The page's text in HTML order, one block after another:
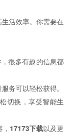
活效率。你需要在
很多有趣的信息都
务可以轻松获得。
切换，享受智能生
17173下载以及更